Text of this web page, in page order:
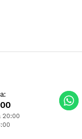
20:00